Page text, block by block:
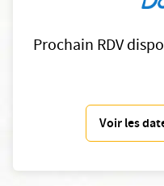
Prochain RDV
Voir les